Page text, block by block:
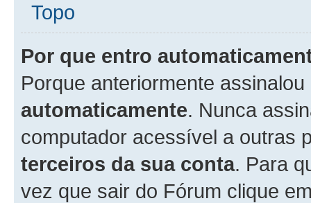
Topo
Por que entro
Porque anteriormente
automaticamente. Nunca
computador acessível a outras
terceiros da sua conta. Para
vez que sair do Fórum clique